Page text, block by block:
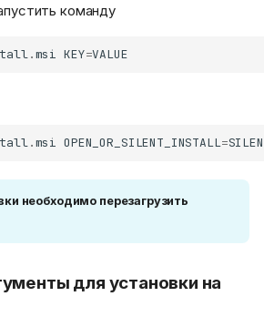
команду
.msi KEY=VALUE
.msi OPEN_OR_SILENT_INSTALL=
необходимо перезагрузить
для установки на